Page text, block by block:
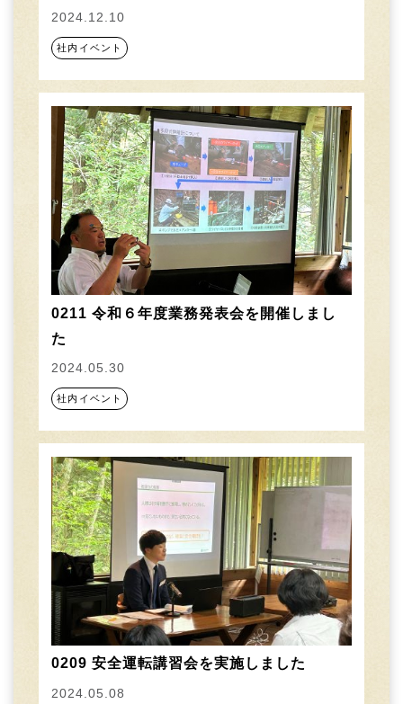
2024.12.10
社内イベント
0211 令和６年度業務発表会を開催しまし
た
2024.05.30
社内イベント
0209 安全運転講習会を実施しました
2024.05.08